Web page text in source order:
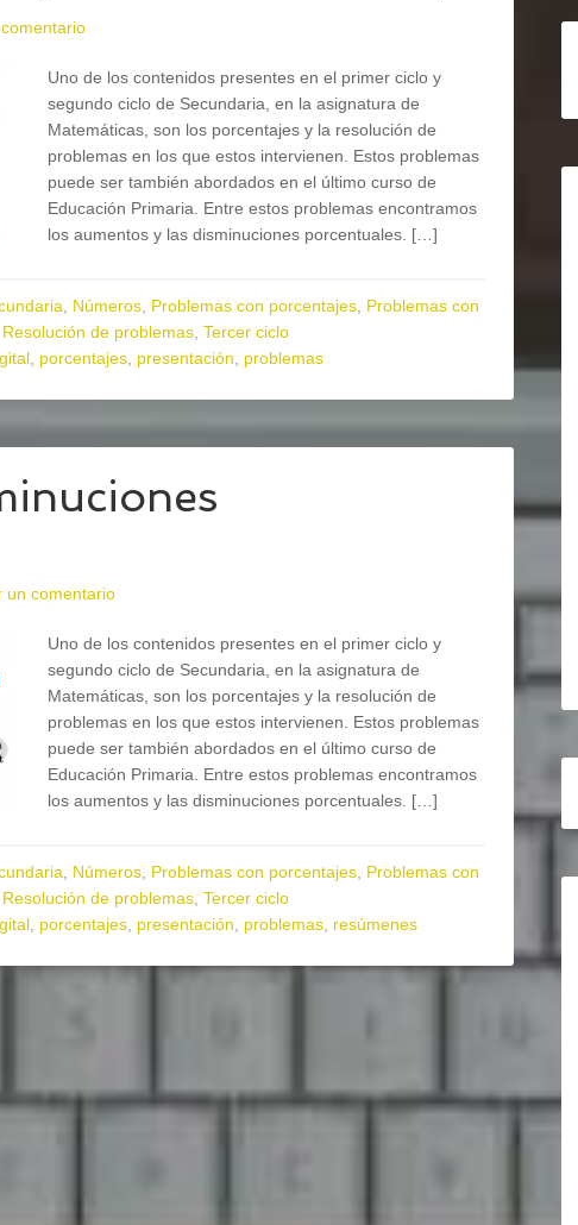
Uno de los contenidos presentes en el primer ciclo y
segundo ciclo de Secundaria, en la asignatura de
Matemáticas, son los porcentajes y la resolución de
problemas en los que estos intervienen. Estos problemas
puede ser también abordados en el último curso de
Educación Primaria. Entre estos problemas encontramos
los aumentos y las disminuciones porcentuales. […]
Números Problemas con porcentajes Problemas con
Resolución de problemas Tercer ciclo
porcentajes presentación problemas
un comentario
Uno de los contenidos presentes en el primer ciclo y
segundo ciclo de Secundaria, en la asignatura de
Matemáticas, son los porcentajes y la resolución de
problemas en los que estos intervienen. Estos problemas
puede ser también abordados en el último curso de
Educación Primaria. Entre estos problemas encontramos
los aumentos y las disminuciones porcentuales. […]
Números Problemas con porcentajes Problemas con
Resolución de problemas Tercer ciclo
porcentajes presentación problemas resúmenes